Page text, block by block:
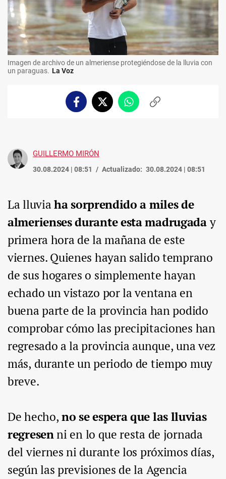
Imagen de archivo de un almeriense protegiéndose de la lluvia con
un paraguas. La Voz
FacebookTwitterWhatsappCopiar
GUILLERMO MIRÓN
30.08.2024 | 08:51 Actualizado: 30.08.2024 | 08:51
La lluviaha sorprendido a miles de
almerienses durante esta madrugaday
primera hora de la mañana de este
viernes. Quienes hayan salido temprano
de sus hogares o simplemente hayan
echado un vistazo por la ventana en
buena parte de la provincia han podido
comprobar cómo las precipitaciones han
regresado a la provincia aunque, una vez
más, durante un periodo de tiempo muy
breve.
De hecho,no se espera que las lluvias
regresenni en lo que resta de jornada
del viernes ni durante los próximos días,
según las previsiones de la Agencia